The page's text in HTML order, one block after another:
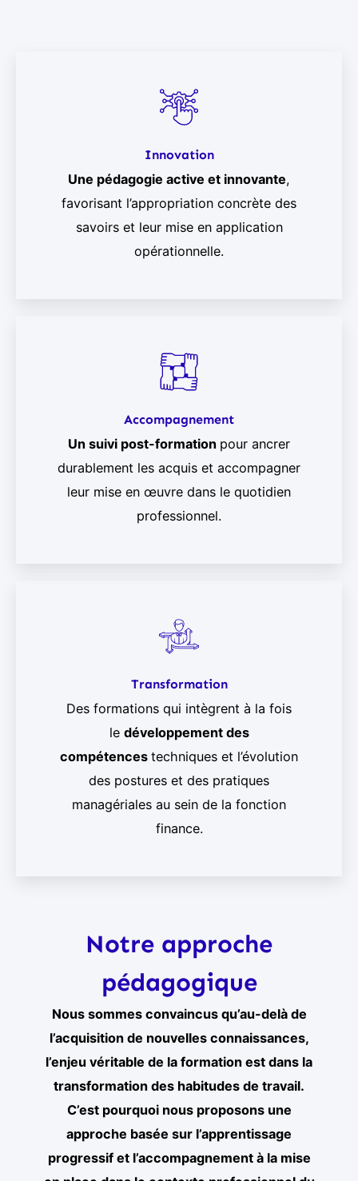
Innovation
Une pédagogie active et innovante,
favorisant l’appropriation concrète des
savoirs et leur mise en application
opérationnelle.
Accompagnement
Un suivi post-formation pour ancrer
durablement les acquis et accompagner
leur mise en œuvre dans le quotidien
professionnel.
Transformation
Des formations qui intègrent à la fois
le développement des
compétences techniques et l’évolution
des postures et des pratiques
managériales au sein de la fonction
finance.
Notre approche
pédagogique
Nous sommes convaincus qu’au-delà de
l’acquisition de nouvelles connaissances,
l’enjeu véritable de la formation est dans la
transformation des habitudes de travail.
C’est pourquoi nous proposons une
approche basée sur l’apprentissage
progressif et l’accompagnement à la mise